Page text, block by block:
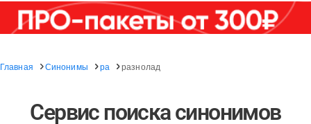
Главная Синонимы ра разнолад
Сервис поиска синонимов